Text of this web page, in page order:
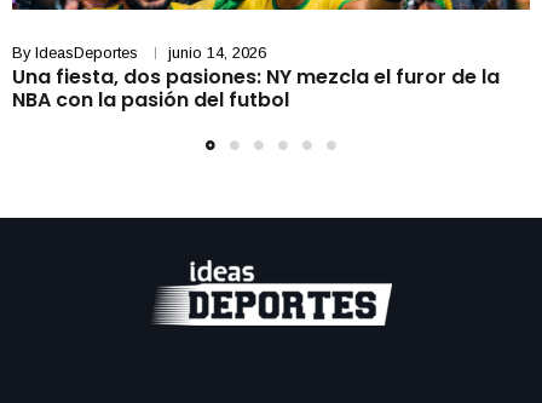
By IdeasDeportes junio 14, 2026
Una fiesta, dos pasiones: NY mezcla el furor de la
NBA con la pasión del futbol